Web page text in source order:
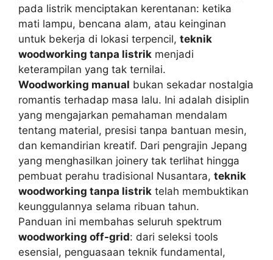
pada listrik menciptakan kerentanan: ketika
mati lampu, bencana alam, atau keinginan
untuk bekerja di lokasi terpencil, teknik
woodworking tanpa listrik menjadi
keterampilan yang tak ternilai.
Woodworking manual bukan sekadar nostalgia
romantis terhadap masa lalu. Ini adalah disiplin
yang mengajarkan pemahaman mendalam
tentang material, presisi tanpa bantuan mesin,
dan kemandirian kreatif. Dari pengrajin Jepang
yang menghasilkan joinery tak terlihat hingga
pembuat perahu tradisional Nusantara, teknik
woodworking tanpa listrik telah membuktikan
keunggulannya selama ribuan tahun.
Panduan ini membahas seluruh spektrum
woodworking off-grid: dari seleksi tools
esensial, penguasaan teknik fundamental,